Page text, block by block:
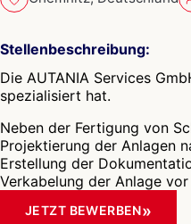
Stellenbeschreibung:
Die AUTANIA Services
spezialisiert hat.
Neben der Fertigung von
Projektierung der Anlagen
Erstellung der
Verkabelung der Anlage
JETZT BEWERBEN»